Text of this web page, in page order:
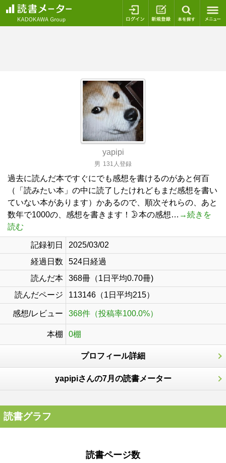
ログイン 新規登録
yapipi
男 131人登録
過去に読んだ本ですぐにでも感想を書けるのがあと何百
（「読みたい本」の中に読了したけれどもまだ感想を書い
ていない本があります）かあるので、順次それらの、あと
数年で1000の、感想を書きます！🌛本の感想… →続きを
読む
記録初日
2025/03/02
経過日数
524日経過
読んだ本
368冊（1日平均0.70冊)
読んだページ
113146（1日平均215）
感想/レビュー 368件（投稿率100.0%）
本棚 0棚
プロフィール詳細
yapipiさんの7月の読書メーター
読書グラフ
読書ページ数